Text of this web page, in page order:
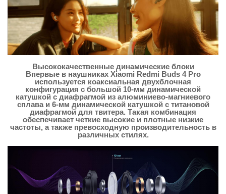
Высококачественные динамические блоки
Впервые в наушниках Xiaomi Redmi Buds 4 Pro
используется коаксиальная двухблочная
конфигурация с большой 10-мм динамической
катушкой с диафрагмой из алюминиево-магниевого
сплава и 6-мм динамической катушкой с титановой
диафрагмой для твитера. Такая комбинация
обеспечивает четкие высокие и плотные низкие
частоты, а также превосходную производительность в
различных стилях.